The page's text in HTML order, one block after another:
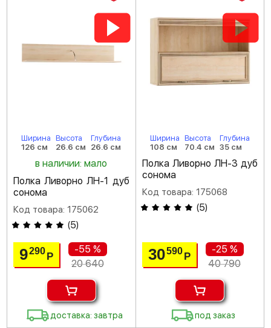
Ширина
126 см
Высота
26.6 см
Глубина
26.6 см
в наличии: мало
Полка Ливорно ЛН-1 дуб
сонома
Код товара: 175062
(5)
9290Р
-55 %
20 640
доставка: завтра
Ширина
108 см
Высота
70.4 см
Глубина
35 см
Полка Ливорно ЛН-3 дуб
сонома
Код товара: 175068
(5)
30590 Р
-25 %
40 790
под заказ